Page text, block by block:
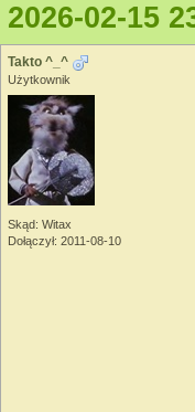
2026-02-15
Takto ^_^
Użytkownik
Skąd: Witax
Dołączył: 2011-08-10